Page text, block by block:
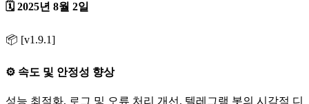
🗓️ 2025년 8월 2일
📦 [v1.9.1]
⚙️ 속도 및 안정성 향상
성능 최적화, 로그 및 오류 처리 개선. 텔레그램 봇의 시각적 디